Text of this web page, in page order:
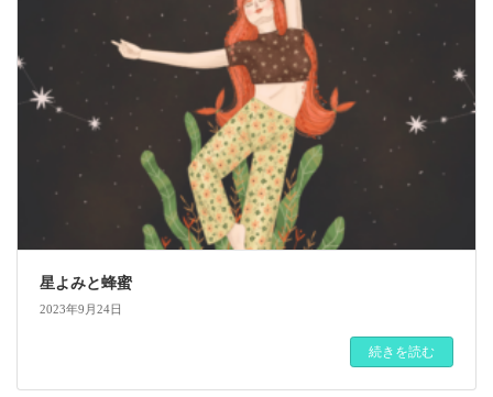
星よみと蜂蜜
2023年9月24日
続きを読む